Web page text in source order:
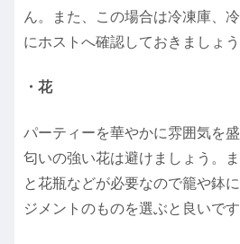
ん。また、この場合は冷凍庫、
にホストへ確認しておきましょう
・花
パーティーを華やかに雰囲気を
匂いの強い花は避けましょう。
と花瓶などが必要なので籠や鉢
ジメントのものを選ぶと良いです